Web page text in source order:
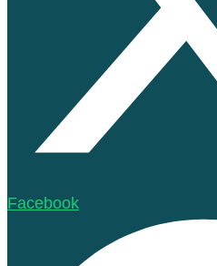
Facebook